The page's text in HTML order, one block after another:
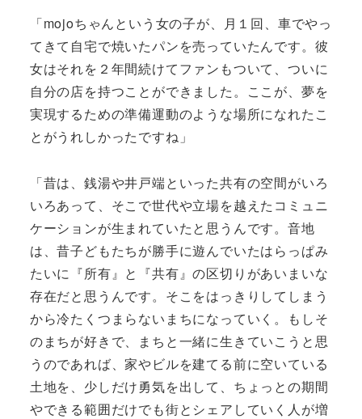
「mojoちゃんという女の子が、月１回、車でやっ
てきて自宅で焼いたパンを売っていたんです。彼
女はそれを２年間続けてファンもついて、ついに
自分の店を持つことができました。ここが、夢を
実現するための準備運動のような場所になれたこ
とがうれしかったですね」
「昔は、銭湯や井戸端といった共有の空間がいろ
いろあって、そこで世代や立場を越えたコミュニ
ケーションが生まれていたと思うんです。音地
は、昔子どもたちが勝手に遊んでいたはらっぱみ
たいに『所有』と『共有』の区切りがあいまいな
存在だと思うんです。そこをはっきりしてしまう
から冷たくつまらないまちになっていく。もしそ
のまちが好きで、まちと一緒に生きていこうと思
うのであれば、家やビルを建てる前に空いている
土地を、少しだけ勇気を出して、ちょっとの期間
やできる範囲だけでも街とシェアしていく人が増